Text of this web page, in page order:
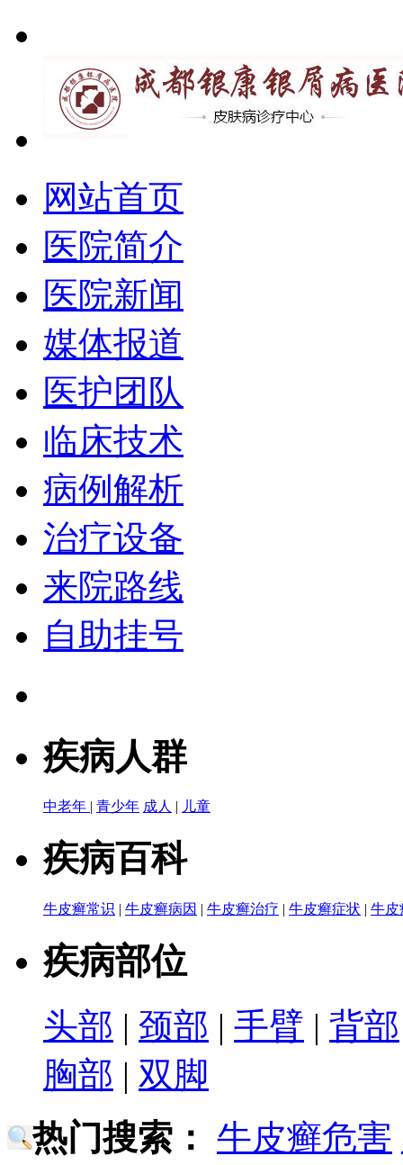
网站首页
医院简介
医院新闻
媒体报道
医护团队
临床技术
病例解析
治疗设备
来院路线
自助挂号
疾病人群
中老年 | 青少年 成人 | 儿童
疾病百科
牛皮癣常识 | 牛皮癣病因 | 牛皮癣治疗 | 牛皮癣症状 | 牛皮
疾病部位
头部 | 颈部 | 手臂 | 背部
胸部 | 双脚
热门搜索： 牛皮癣危害